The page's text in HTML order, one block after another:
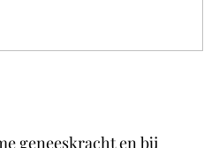
geneeskracht en bij